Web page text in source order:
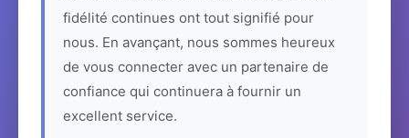
fidélité continues ont tout signifié pour
nous. En avançant, nous sommes heureux
de vous connecter avec un partenaire de
confiance qui continuera à fournir un
excellent service.